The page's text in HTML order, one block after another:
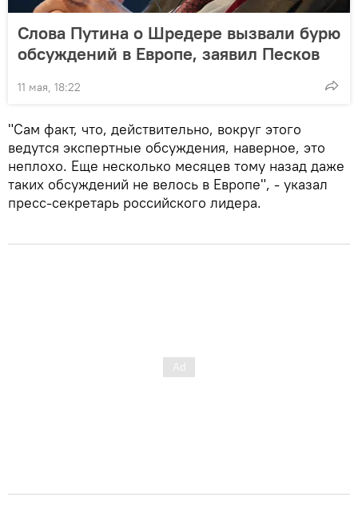
Слова Путина о Шредере вызвали бурю
обсуждений в Европе, заявил Песков
11 мая, 18:22
"Сам факт, что, действительно, вокруг этого
ведутся экспертные обсуждения, наверное, это
неплохо. Еще несколько месяцев тому назад даже
таких обсуждений не велось в Европе", - указал
пресс-секретарь российского лидера.